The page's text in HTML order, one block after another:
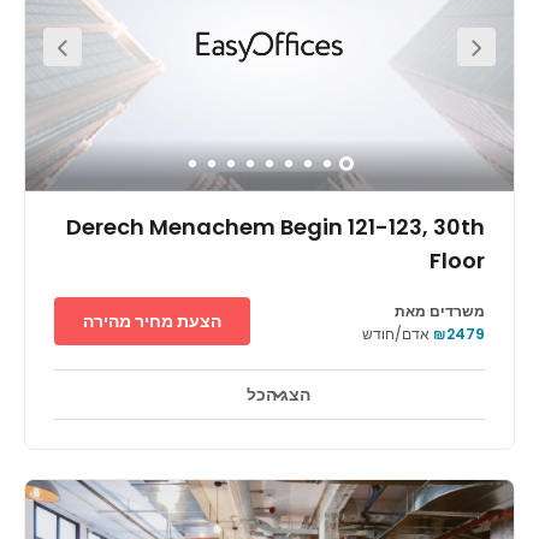
essentials are available on the doorstep of this centre
with the local supermarket being located just a one-
minute walk away. An array of cafes and restaurants are
also available within a mile radius of the centre. For those
arriving by public transport, the nearest train station, Tel
Aviv-Hashalom, is situated just two-miles away. Nahalat
Yitshak / Yigal Allon bus and coach station is located
moments from the centre, making your commute to work
a breeze. Ayalon Highway is also located just two-miles
from the centre, making the centre highly accessible for
those travelling by car.
Derech Menachem Begin 121-123, 30th
טלויזיה במעגל סגור 24 שעות ביממה אזורי מנוחה + 16 יותר
משרדים במיקום מצוין - מגדל איקוני ברובע האופנתי והמסוגנן ביותר של
הצעת מחיר מהירה
הצג הכל